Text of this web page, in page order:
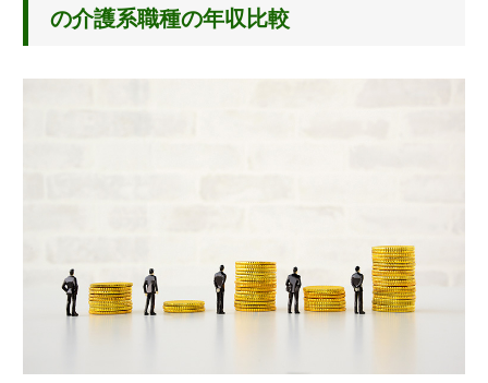
の介護系職種の年収比較